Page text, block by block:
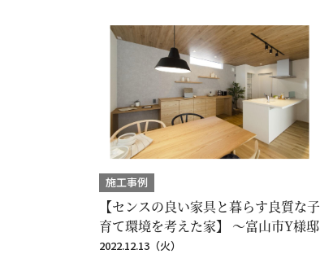
施工事例
【センスの良い家具と暮らす良質な子
育て環境を考えた家】 ～富山市Y様邸
2022.12.13（火）